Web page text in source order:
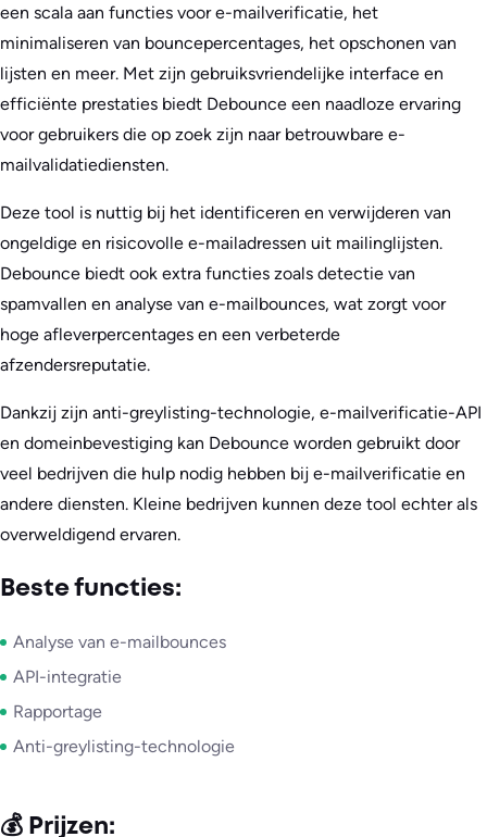
een scala aan functies voor e-mailverificatie, het
minimaliseren van bouncepercentages, het opschonen van
lijsten en meer. Met zijn gebruiksvriendelijke interface en
efficiënte prestaties biedt Debounce een naadloze ervaring
voor gebruikers die op zoek zijn naar betrouwbare e-
mailvalidatiediensten.
Deze tool is nuttig bij het identificeren en verwijderen van
ongeldige en risicovolle e-mailadressen uit mailinglijsten.
Debounce biedt ook extra functies zoals detectie van
spamvallen en analyse van e-mailbounces, wat zorgt voor
hoge afleverpercentages en een verbeterde
afzendersreputatie.
Dankzij zijn anti-greylisting-technologie, e-mailverificatie-API
en domeinbevestiging kan Debounce worden gebruikt door
veel bedrijven die hulp nodig hebben bij e-mailverificatie en
andere diensten. Kleine bedrijven kunnen deze tool echter als
overweldigend ervaren.
Beste functies:
Analyse van e-mailbounces
API-integratie
Rapportage
Anti-greylisting-technologie
💰 Prijzen: